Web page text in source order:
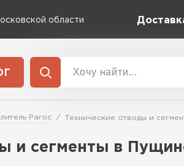
области
Paroc Технические отводы и
и сегменты в